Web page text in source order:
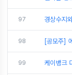
97 경상수지
98 [공모주]
99 케이뱅크